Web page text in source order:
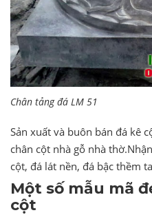
Chân tảng đá LM 51
Sản xuất và buôn bán đá kê
chân cột nhà gỗ nhà
cột, đá lát nền, đá bậc thềm
Một số mẫu mã
cột